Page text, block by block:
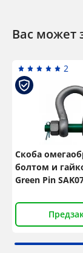
Вас может
2
Скоба
болтом и
Green Pin